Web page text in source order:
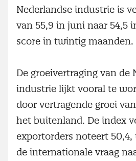
Nederlandse industrie is
van 55,9 in juni naar 54,5
score in twintig maanden.
De groeivertraging van de
industrie lijkt vooral te
door vertragende groei
het buitenland. De index
exportorders noteert
de internationale vraag